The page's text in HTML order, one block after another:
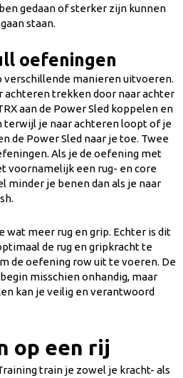
gedaan of sterker zijn kunnen
staan.
oefeningen
verschillende manieren uitvoeren.
achteren trekken door naar achter
aan de Power Sled koppelen en
terwijl je naar achteren loopt of je
de Power Sled naar je toe. Twee
Als je de oefening met
voornamelijk een rug- en core
minder je benen dan als je naar
wat meer rug en grip. Echter is dit
de rug en gripkracht te
de oefening row uit te voeren. De
misschien onhandig, maar
kan je veilig en verantwoord
op een rij
train je zowel je kracht- als